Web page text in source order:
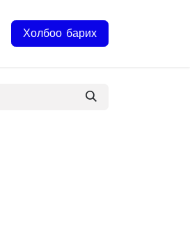
Холбоо барих